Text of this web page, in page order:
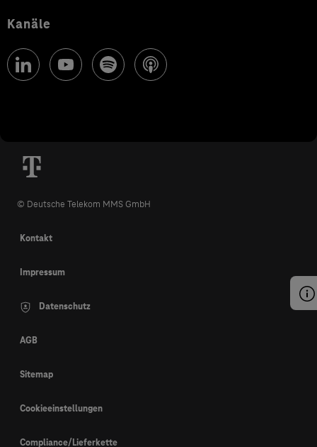
Kanäle
© Deutsche Telekom MMS GmbH
Kontakt
Impressum
Datenschutz
AGB
Sitemap
Cookieeinstellungen
Compliance/Lieferkette